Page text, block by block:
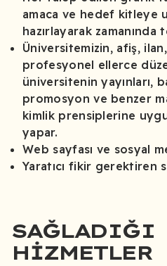
amaca ve hedef kitleye
hazırlayarak zamanında
Üniversitemizin, afiş,
profesyonel ellerce
üniversitenin yayınları,
promosyon ve benzer
kimlik prensiplerine
yapar.
Web sayfası ve sosyal
Yaratıcı fikir gerektiren
SAĞLADIĞI
HIZMETLER